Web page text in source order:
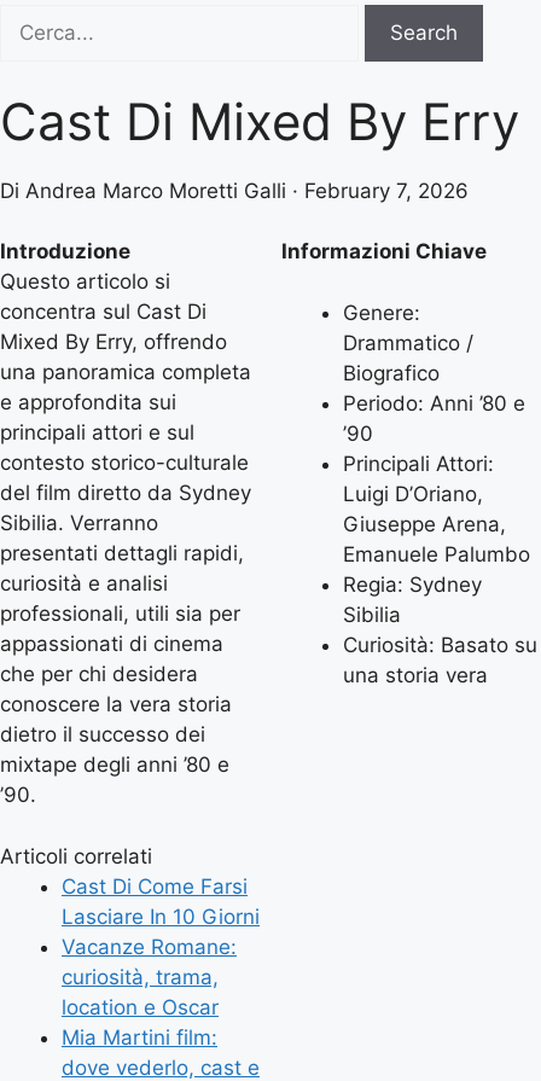
for:
Search
Cast Di Mixed By Erry
Di Andrea Marco Moretti Galli · February 7, 2026
Introduzione
Questo articolo si
concentra sul Cast Di
Mixed By Erry, offrendo
una panoramica completa
e approfondita sui
principali attori e sul
contesto storico-culturale
del film diretto da Sydney
Sibilia. Verranno
presentati dettagli rapidi,
curiosità e analisi
professionali, utili sia per
appassionati di cinema
che per chi desidera
conoscere la vera storia
dietro il successo dei
mixtape degli anni ’80 e
’90.
Articoli correlati
Cast Di Come Farsi
Lasciare In 10 Giorni
Vacanze Romane:
curiosità, trama,
location e Oscar
Mia Martini film:
dove vederlo, cast e
Informazioni Chiave
Genere:
Drammatico /
Biografico
Periodo: Anni ’80 e
’90
Principali Attori:
Luigi D’Oriano,
Giuseppe Arena,
Emanuele Palumbo
Regia: Sydney
Sibilia
Curiosità: Basato su
una storia vera